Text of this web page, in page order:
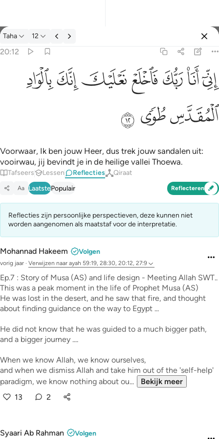
Reflecties: Taha 20:12
Taha 12
20:12
اني انا ربك فاخلع نعليك انك بالواد المقدس طوى ١٢
إِنِّىٓ أَنَا۠ رَبُّكَ فَٱخْلَعْ نَعْلَيْكَ ۖ إِنَّكَ بِٱلْوَادِ ٱلْمُقَدَّسِ طُوًۭى ١٢
ﲺﲻﲼﲽﲾﲿﳀ
ﳁﳂ ﳃ
Voorwaar, Ik ben jouw Heer, dus trek jouw sandalen uit:
vooirwau, jij bevindt je in de heilige vallei Thoewa.
Tafseers Lessen Reflecties Qiraat
Aa LaatstePopulair Reflecteren
Reflecties zijn persoonlijke perspectieven, deze kunnen niet
worden aangenomen als maatstaf voor de interpretatie.
Mohannad Hakeem Volgen
vorig jaar · Verwijzen naar ayah 59:19, 28:30, 20:12, 27:9
Ep.7 : Story of Musa (AS) and life design - Meeting Allah SWT..
This was a peak moment in the life of Prophet Musa (AS)
He was lost in the desert, and he saw that fire, and thought
about finding guidance on the way to Egypt ...
He did not know that he was guided to a much bigger path,
and a bigger journey ....
When we know Allah, we know ourselves,
and when we dismiss Allah and take him out of the 'self-help'
paradigm, we know nothing about ou...
Bekijk meer
13
2
Syaari Ab Rahman Volgen